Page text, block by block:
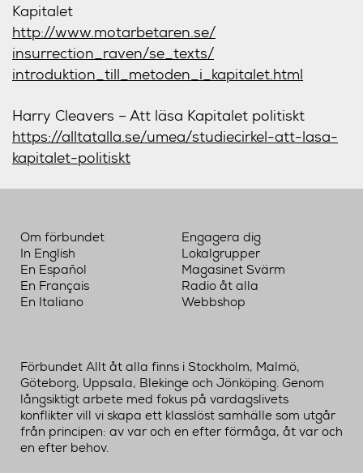
Kapitalet
http://www.motarbetaren.se/
insurrection_raven/se_texts/
introduktion_till_metoden_i _kapitalet.html
Harry Cleavers – Att läsa Kapitalet politiskt
https://alltatalla.se/umea/studiecirkel-att-lasa-
kapitalet-politiskt
Om förbundet
In English
En Español
En Français
En Italiano
Engagera dig
Lokalgrupper
Magasinet Svärm
Radio åt alla
Webbshop
Förbundet Allt åt alla finns i Stockholm, Malmö,
Göteborg, Uppsala, Blekinge och Jönköping. Genom
långsiktigt arbete med fokus på vardagslivets
konflikter vill vi skapa ett klasslöst samhälle som utgår
från principen: av var och en efter förmåga, åt var och
en efter behov.